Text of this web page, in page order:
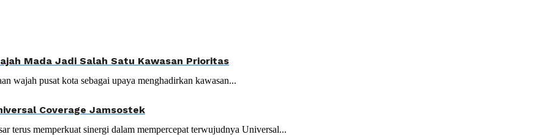
Mada Jadi Salah Satu Kawasan Prioritas
wajah pusat kota sebagai upaya menghadirkan kawasan...
Coverage Jamsostek
terus memperkuat sinergi dalam mempercepat terwujudnya Universal...